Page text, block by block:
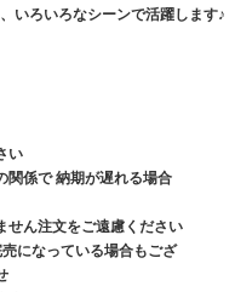
いろいろなシーンで活躍します♪
い
関係で 納期が遅れる場合
せん注文をご遠慮ください
になっている場合もござ